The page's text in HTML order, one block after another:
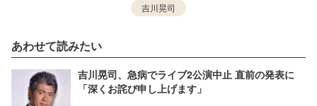
吉川晃司
あわせて読みたい
吉川晃司、急病でライブ2公演中止 直前の発表に
「深くお詫び申し上げます」